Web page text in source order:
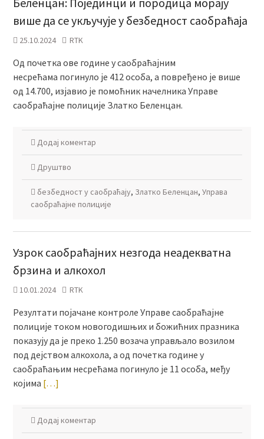
више да се укључује у безбедност саобраћаја
25.10.2024 RTK
Од почетка ове године у саобраћајним
несрећама погинуло је 412 особа, а повређено је више
од 14.700, изјавио је помоћник начелника Управе
саобраћајне полиције Златко Беленцан.
Додај коментар
Друштво
безбедност у саобраћају, Златко Беленцан, Управа
саобраћајне полиције
Узрок саобраћајних незгода неадекватна
брзина и алкохол
10.01.2024 RTK
Резултати појачане контроле Управе саобраћајне
полиције током новогодишњих и божићних празника
показују да је преко 1.250 возача управљало возилом
под дејством алкохола, а од почетка године у
саобраћањим несрећама погинуло је 11 особа, међу
којима […]
Додај коментар